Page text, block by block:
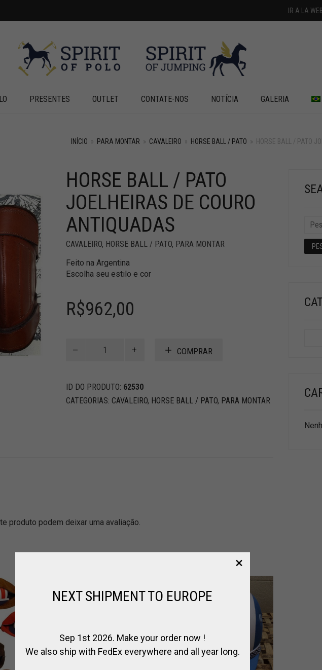
IR A LA
PRESENTES OUTLET CONTATE-NOS NOTÍCIA GALERIA
INÍCIO » PARA MONTAR » CAVALEIRO » HORSE BALL / PATO » HORSE BALL / PATO
HORSE BALL / PATO
JOELHEIRAS DE COURO
ANTIQUADAS
CAVALEIRO, HORSE BALL / PATO, PARA MONTAR
Feito na Argentina
Escolha seu estilo e cor
R$962,00
Joelheiras
de
COMPRAR
ID DO PRODUTO: 62530
CATEGORIAS: CAVALEIRO, HORSE BALL / PATO, PARA MONTAR
produto podem deixar uma avaliação.
NEXT SHIPMENT TO EUROPE
Sep 1st 2026. Make your order now !
We also ship with FedEx everywhere and all year long.